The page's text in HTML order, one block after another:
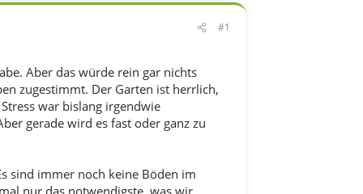
#1
Aber das würde rein gar nichts
zugestimmt. Der Garten ist herrlich,
war bislang irgendwie
gerade wird es fast oder ganz zu
sind immer noch keine Böden im
nur das notwendigste, was wir